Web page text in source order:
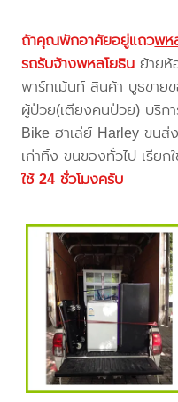
ถ้าคุณพักอาศัยอยู่แถวพห
รถรับจ้างพหลโยธิน ย้าย
พาร์ทเม้นท์ สินค้า บูธขาย
ผู้ป่วย(เตียงคนป่วย) บริก
Bike ฮาเล่ย์ Harley ขน
เก่าทิ้ง ขนของทั่วไป เรียก
ใช้ 24 ชั่วโมงครับ